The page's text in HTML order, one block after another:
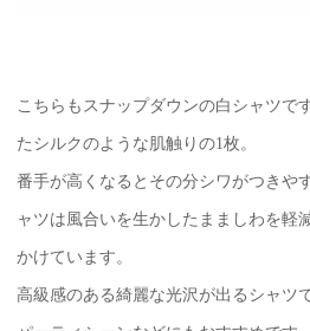
こちらもスナップダウンの白シャツで
たシルクのような肌触りの1枚。
番手が高くなるとその分シワがつきや
ャツは風合いを生かしたまましわを軽
かけています。
高級感のある綺麗な光沢が出るシャツで